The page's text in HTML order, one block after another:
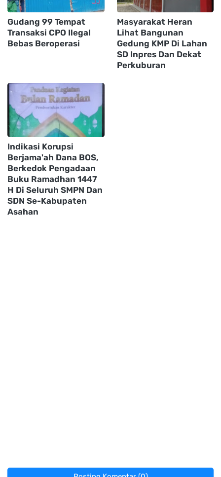
Gudang 99 Tempat
Transaksi CPO Ilegal
Bebas Beroperasi
Masyarakat Heran
Lihat Bangunan
Gedung KMP Di Lahan
SD Inpres Dan Dekat
Perkuburan
Indikasi Korupsi
Berjama'ah Dana BOS,
Berkedok Pengadaan
Buku Ramadhan 1447
H Di Seluruh SMPN Dan
SDN Se-Kabupaten
Asahan